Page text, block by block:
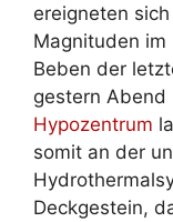
ereigneten
Magnituden
Beben der
gestern Abend
Hypozentrum
somit an der
Deckgestein,